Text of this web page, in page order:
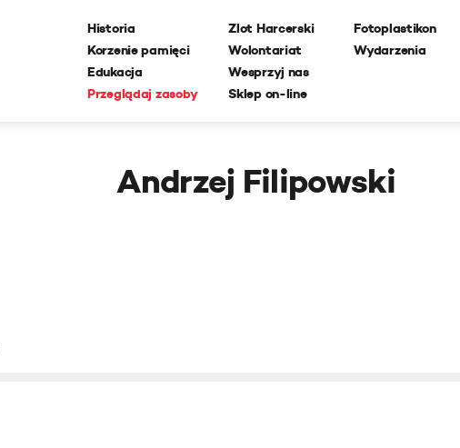
Historia
Korzenie pamięci
Edukacja
Przeglądaj zasoby
Zlot Harcerski
Wolontariat
Wesprzyj nas
Sklep on-line
Fotoplastikon
Wydarzenia
Andrzej Filipowski